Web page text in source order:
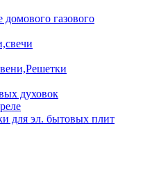
газового
духовок
для эл. бытовых плит